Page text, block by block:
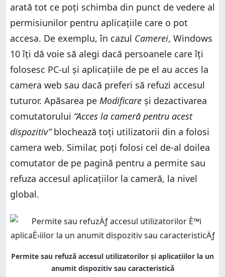
arată tot ce poți schimba din punct de vedere al
permisiunilor pentru aplicațiile care o pot
accesa. De exemplu, în cazul Camerei, Windows
10 îți dă voie să alegi dacă persoanele care îți
folosesc PC-ul și aplicațiile de pe el au acces la
camera web sau dacă preferi să refuzi accesul
tuturor. Apăsarea pe Modificare și dezactivarea
comutatorului “Acces la cameră pentru acest
dispozitiv”blochează toți utilizatorii din a folosi
camera web. Similar, poți folosi cel de-al doilea
comutator de pe pagină pentru a permite sau
refuza accesul aplicațiilor la cameră, la nivel
global.